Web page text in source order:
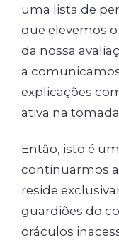
uma lista de
que elevemos
da nossa
a
explicações
ativa na
Então, isto é
continuarmos
reside
guardiões do
oráculos